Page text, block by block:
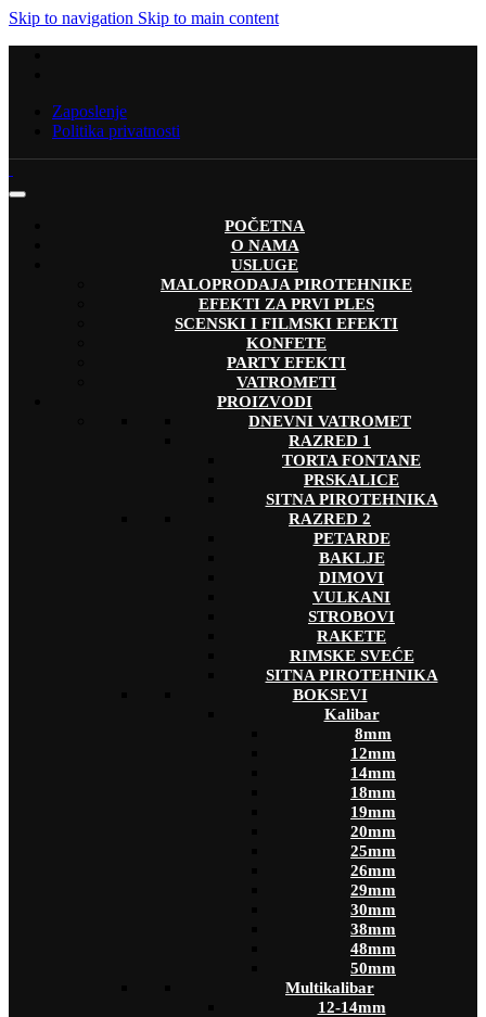
Skip to navigation Skip to main content
Zaposlenje
Politika privatnosti
POČETNA
O NAMA
USLUGE
MALOPRODAJA PIROTEHNIKE
EFEKTI ZA PRVI PLES
SCENSKI I FILMSKI EFEKTI
KONFETE
PARTY EFEKTI
VATROMETI
PROIZVODI
DNEVNI VATROMET
RAZRED 1
TORTA FONTANE
PRSKALICE
SITNA PIROTEHNIKA
RAZRED 2
PETARDE
BAKLJE
DIMOVI
VULKANI
STROBOVI
RAKETE
RIMSKE SVEĆE
SITNA PIROTEHNIKA
BOKSEVI
Kalibar
8mm
12mm
14mm
18mm
19mm
20mm
25mm
26mm
29mm
30mm
38mm
48mm
50mm
Multikalibar
12-14mm